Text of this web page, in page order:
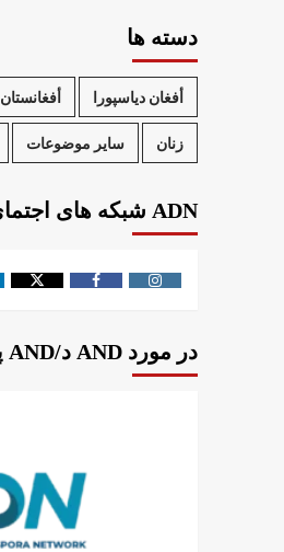
دسته ها
أفغان دیاسپورا أفغانستان
زنان سایر موضوعات
ADN شبکه های اجتمای
در مورد AND د/AND په هکله